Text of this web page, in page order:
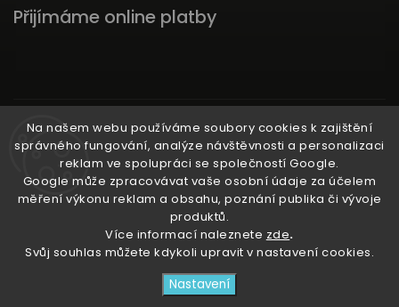
Na našem webu používáme soubory cookies k zajištění
správného fungování, analýze návštěvnosti a personalizaci
reklam ve spolupráci se společností Google.
Google může zpracovávat vaše osobní údaje za účelem
měření výkonu reklam a obsahu, poznání publika či vývoje
produktů.
Více informací naleznete zde.
Svůj souhlas můžete kdykoli upravit v nastavení cookies.
Nastavení
Přijímáme online platby
Instagram
Ať už ti nic neunikne!
3RACHAshop
vyhrazena.